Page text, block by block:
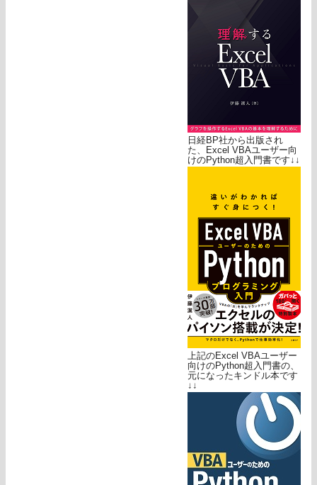
日経BP社から出版され
た、Excel VBAユーザー向
けのPython超入門書です↓↓
上記のExcel VBAユーザー
向けのPython超入門書の、
元になったキンドル本です
↓↓